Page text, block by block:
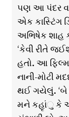
પણ આ પંદર
એક કાસ્ટિંગ
અભિષેક શાહ
‘કેવી રીતે
હતો. આ
નાની-મોટી
થઈ ગયેલું. ‘બે
મને કહૃાંુ કે આ